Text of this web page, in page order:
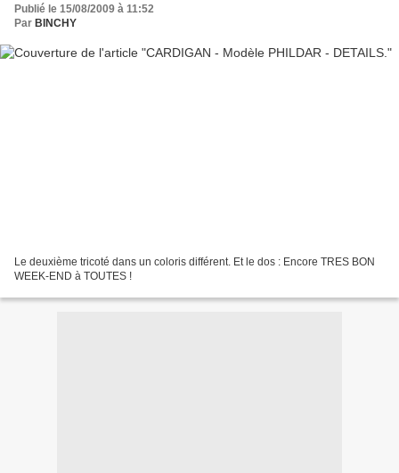
Publié le 15/08/2009 à 11:52
Par BINCHY
Le deuxième tricoté dans un coloris différent. Et le dos : Encore TRES BON
WEEK-END à TOUTES !